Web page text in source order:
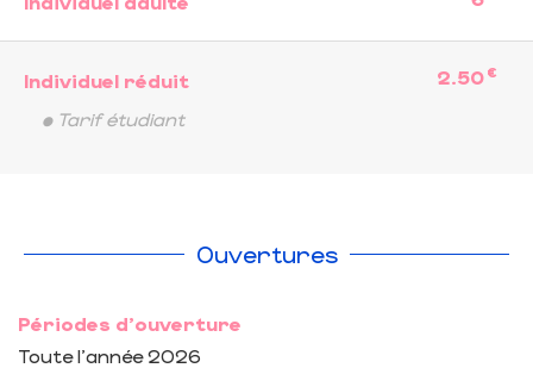
Individuel réduit 2.50 €
• Tarif étudiant
Ouvertures
Périodes d'ouverture
Toute l'année 2026